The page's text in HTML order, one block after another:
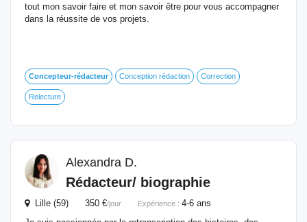
tout mon savoir faire et mon savoir être pour vous accompagner
dans la réussite de vos projets.
Concepteur-rédacteur Conception rédaction Correction
Relecture
Alexandra D.
Rédacteur/ biographie
Lille (59) 350 €/jour Expérience : 4-6 ans